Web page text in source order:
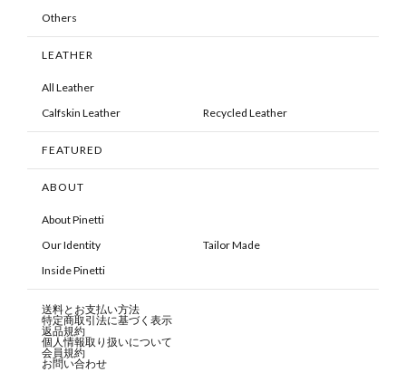
Others
LEATHER
All Leather
Calfskin Leather
Recycled Leather
FEATURED
ABOUT
About Pinetti
Our Identity
Tailor Made
Inside Pinetti
送料とお支払い方法
特定商取引法に基づく表示
返品規約
個人情報取り扱いについて
会員規約
お問い合わせ